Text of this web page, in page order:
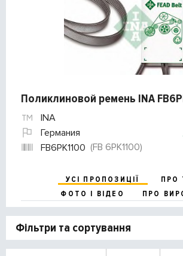
Поликлиновой ремень INA
INA
Германия
FB6PK1100 (FB 6PK1100)
УСІ ПРОПОЗИЦІЇ
ПРО
ФОТО І ВІДЕО
ПРО
Фільтри та сортування